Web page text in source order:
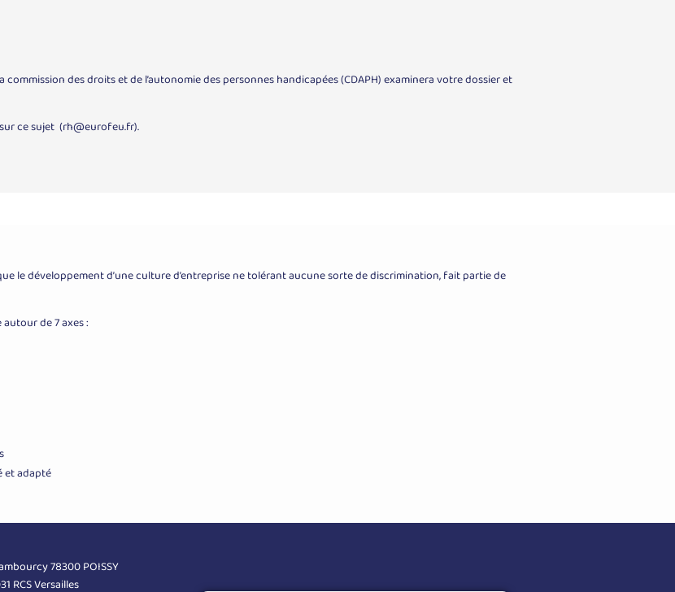
des droits et de l’autonomie des personnes handicapées (CDAPH) examinera votre dossier et
ce sujet (rh@eurofeu.fr).
le développement d’une culture d’entreprise ne tolérant aucune sorte de discrimination, fait partie de
de 7 axes :
et adapté
78300 POISSY
RCS Versailles